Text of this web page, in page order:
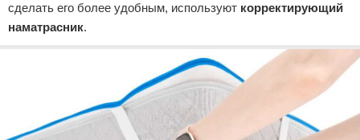
сделать его более удобным, используют корректирующий
наматрасник.